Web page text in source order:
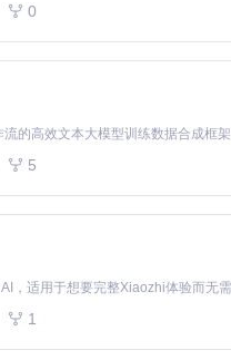
0
的高效文本大模型训练数据合成框架
5
1